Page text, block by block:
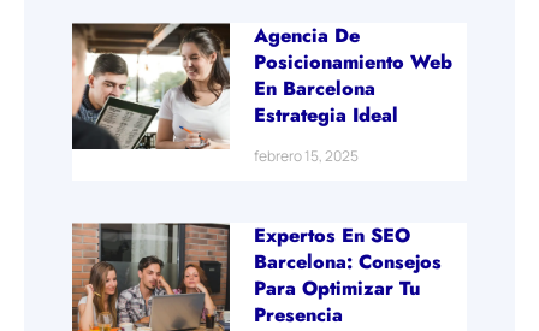
Agencia De
Posicionamiento Web
En Barcelona
Estrategia Ideal
febrero 15, 2025
Expertos En SEO
Barcelona: Consejos
Para Optimizar Tu
Presencia